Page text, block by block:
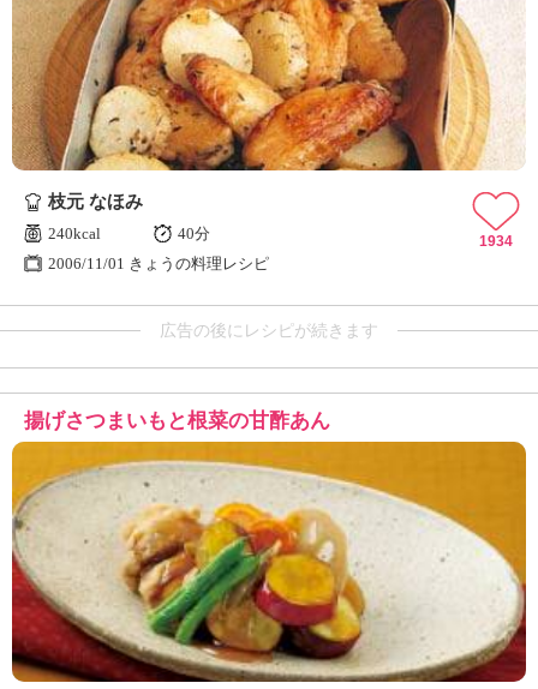
枝元 なほみ
240kcal
40分
2006/11/01 きょうの料理レシピ
1934
広告の後にレシピが続きます
揚げさつまいもと根菜の甘酢あん